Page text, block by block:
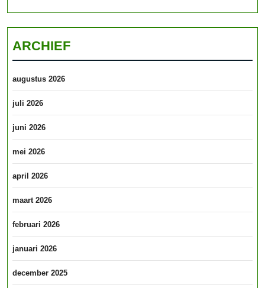
ARCHIEF
augustus 2026
juli 2026
juni 2026
mei 2026
april 2026
maart 2026
februari 2026
januari 2026
december 2025